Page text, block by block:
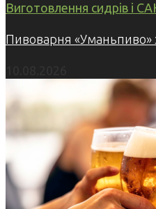
Виготовлення сидрів і
Пивоварня «Уманьпиво»